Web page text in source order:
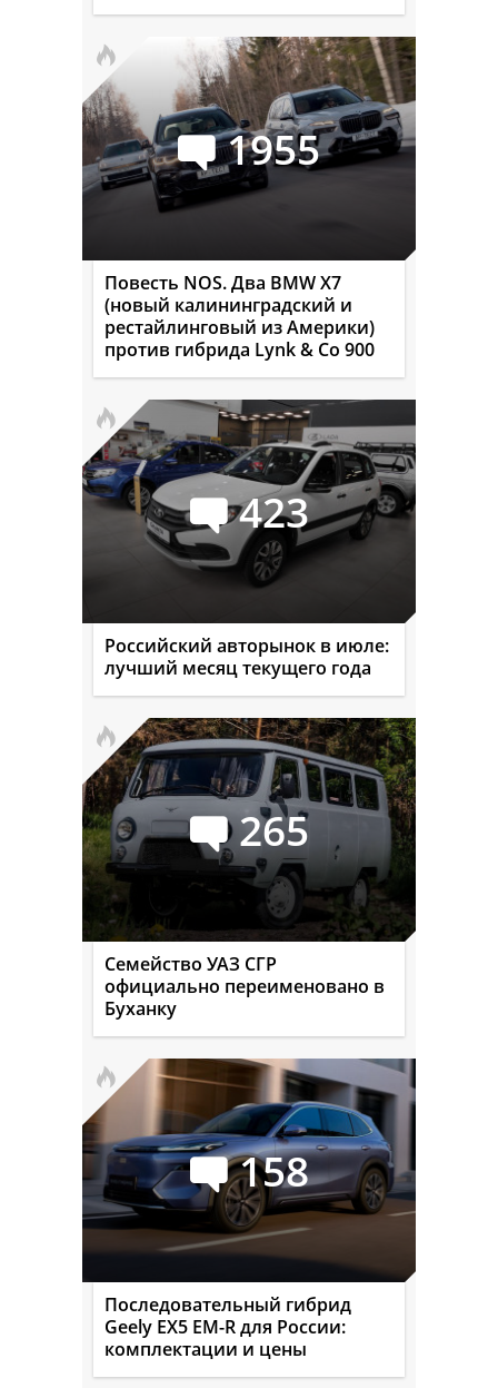
1955
Повесть NOS. Два BMW X7
(новый калининградский и
рестайлинговый из Америки)
против гибрида Lynk & Co 900
423
Российский авторынок в июле:
лучший месяц текущего года
265
Семейство УАЗ СГР
официально переименовано в
Буханку
158
Последовательный гибрид
Geely EX5 EM-R для России:
комплектации и цены